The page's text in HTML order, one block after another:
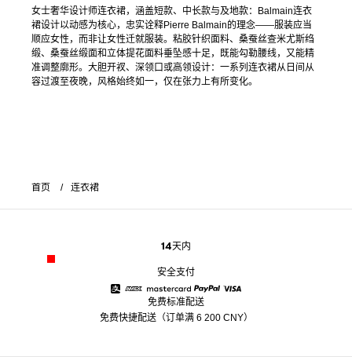
女士奢华设计师连衣裙，涵盖短款、中长款与及地款：Balmain连衣
裙设计以动感为核心，忠实诠释Pierre Balmain的理念——服装应当
顺应女性，而非让女性迁就服装。粘胶针织面料、桑蚕丝查米尤斯绉
缎、桑蚕丝缎面和立体提花面料垂坠感十足，既能勾勒腰线，又能精
准调整廓形。大胆开衩、深领口或高领设计：一系列连衣裙从日间从
容过渡至夜晚，风格始终如一，仅在张力上有所变化。
首页 连衣裙
14天内
安全支付
American Express
Mastercard
免费标准配送
免费快捷配送（订单满 6 200 CNY）